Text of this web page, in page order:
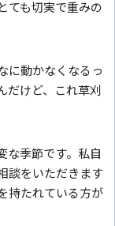
ても切実で重みの
に動かなくなるっ
だけど、これ草刈
な季節です。私自
談をいただきます
持たれている方が